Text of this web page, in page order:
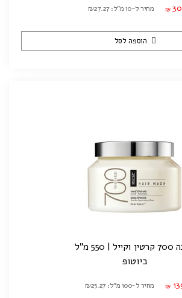
₪ 30 מחיר ל-10 מ"ל: ₪27.27
הוספה לסל
מ"ל
ביוטופ
₪ מחיר ל-100 מ"ל: ₪25.27